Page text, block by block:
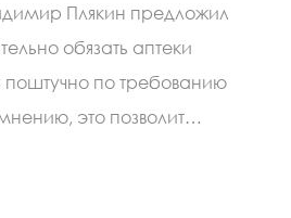
Госдумы
предложил
обязать
аптеки
продавать
лекарства
Плякин предложил
обязать аптеки
поштучно по требованию
это позволит…